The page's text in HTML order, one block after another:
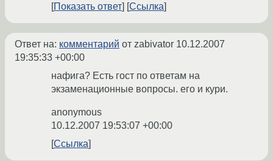
Показать ответ Ссылка
Ответ на: комментарий от zabivator 10.12.2007
19:35:33 +00:00
нафига? Есть гост по ответам на
экзаменационные вопросы. его и кури.
anonymous
10.12.2007 19:53:07 +00:00
Ссылка